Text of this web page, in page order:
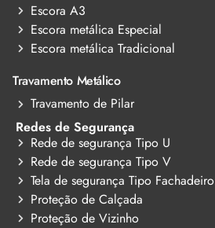
Escora A3
Escora metálica Especial
Escora metálica Tradicional
Travamento Metálico
Travamento de Pilar
Redes de Segurança
Rede de segurança Tipo U
Rede de segurança Tipo V
Tela de segurança Tipo Fachadeiro
Proteção de Calçada
Proteção de Vizinho